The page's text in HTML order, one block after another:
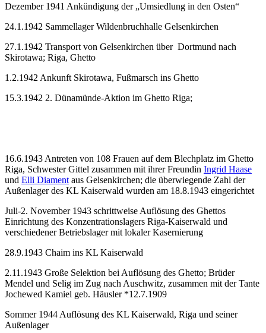
Dezember 1941 Ankündigung der „Umsiedlung in den Osten“
24.1.1942 Sammellager Wildenbruchhalle Gelsenkirchen
27.1.1942 Transport von Gelsenkirchen über Dortmund nach
Skirotawa; Riga, Ghetto
1.2.1942 Ankunft Skirotawa, Fußmarsch ins Ghetto
15.3.1942 2. Dünamünde-Aktion im Ghetto Riga;
16.6.1943 Antreten von 108 Frauen auf dem Blechplatz im Ghetto
Riga, Schwester Gittel zusammen mit ihrer Freundin Ingrid Haase
und Elli Diament aus Gelsenkirchen; die überwiegende Zahl der
Außenlager des KL Kaiserwald wurden am 18.8.1943 eingerichtet
Juli-2. November 1943 schrittweise Auflösung des Ghettos
Einrichtung des Konzentrationslagers Riga-Kaiserwald und
verschiedener Betriebslager mit lokaler Kasernierung
28.9.1943 Chaim ins KL Kaiserwald
2.11.1943 Große Selektion bei Auflösung des Ghetto; Brüder
Mendel und Selig im Zug nach Auschwitz, zusammen mit der Tante
Jochewed Kamiel geb. Häusler *12.7.1909
Sommer 1944 Auflösung des KL Kaiserwald, Riga und seiner
Außenlager